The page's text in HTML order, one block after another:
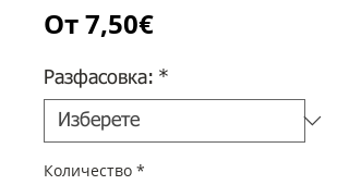
От7,50€Продажна
Разфасовка: *
Количество *